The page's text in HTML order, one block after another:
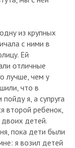
из крупных
с ними в
Ей
отличные
лучше, чем у
что в
я, а супруга
второй ребенок,
детей.
пока дети были
я возил детей